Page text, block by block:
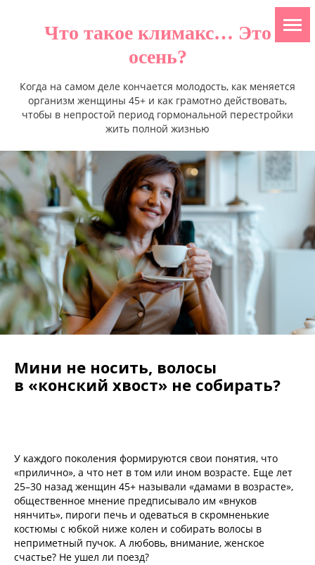
Что такое климакс… Это
осень?
Когда на самом деле кончается молодость, как меняется
организм женщины 45+ и как грамотно действовать,
чтобы в непростой период гормональной перестройки
жить полной жизнью
Мини не носить, волосы
в «конский хвост» не собирать?
У каждого поколения формируются свои понятия, что
«прилично», а что нет в том или ином возрасте. Еще лет
25–30 назад женщин 45+ называли «дамами в возрасте»,
общественное мнение предписывало им «внуков
нянчить», пироги печь и одеваться в скромненькие
костюмы с юбкой ниже колен и собирать волосы в
неприметный пучок. А любовь, внимание, женское
счастье? Не ушел ли поезд?